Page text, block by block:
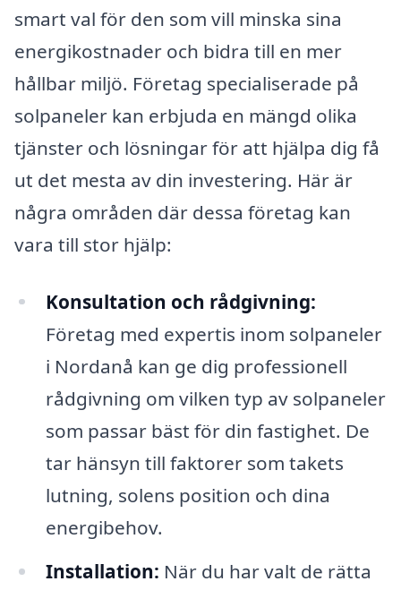
smart val för den som vill minska sina
energikostnader och bidra till en mer
hållbar miljö. Företag specialiserade på
solpaneler kan erbjuda en mängd olika
tjänster och lösningar för att hjälpa dig få
ut det mesta av din investering. Här är
några områden där dessa företag kan
vara till stor hjälp:
Konsultation och rådgivning:
Företag med expertis inom solpaneler
i Nordanå kan ge dig professionell
rådgivning om vilken typ av solpaneler
som passar bäst för din fastighet. De
tar hänsyn till faktorer som takets
lutning, solens position och dina
energibehov.
Installation: När du har valt de rätta